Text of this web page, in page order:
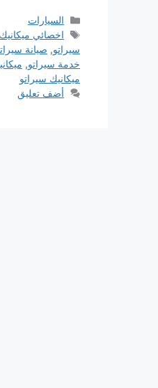
التصنيفات
السيارات
الوسوم
اخصائي
سيراتو, صيانة
خدمة سيراتو,
ميكانيك سيراتو
أضف تعليق